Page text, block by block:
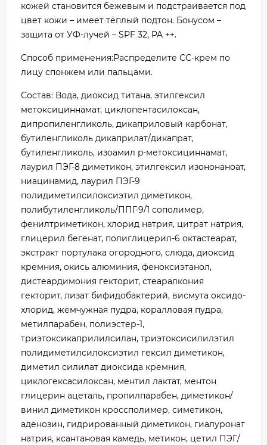
кожей становится бежевым и подстраивается под
цвет кожи – имеет тёплый подтон. Бонусом –
защита от УФ-лучей – SPF 32, PA ++.
Способ применения:Распределите СС-крем по
лицу спонжем или пальцами.
Состав: Вода, диоксид титана, этилгексил
метоксициннамат, циклопентасилоксан,
дипропиленгликоль, дикаприловый карбонат,
бутиленгликоль дикаприлат/дикапрат,
бутиленгликоль, изоамил p-метоксициннамат,
лаурил ПЭГ-8 диметикон, этилгексил изононаноат,
ниацинамид, лаурил ПЭГ-9
полидиметилсилоксиэтил диметикон,
полибутиленгликоль/ППГ-9/1 сополимер,
фенилтриметикон, хлорид натрия, цитрат натрия,
глицерил бегенат, полиглицерил-6 октастеарат,
экстракт портулака огородного, слюда, диоксид
кремния, окись алюминия, феноксиэтанол,
дистеардимония гекторит, стеаралкония
гекторит, лизат бифидобактерий, висмута оксидо-
хлорид, жемчужная пудра, коралловая пудра,
метилпарабен, полиэстер-1,
триэтоксикаприлилсилан, триэтоксисилилэтил
полидиметилсилоксиэтил гексил диметикон,
диметил силилат диоксида кремния,
циклогексасилоксан, ментил лактат, ментон
глицерин ацеталь, пропилпарабен, диметикон/
винил диметикон кроссполимер, симетикон,
аденозин, гидрированный диметикон, гиалуронат
натрия, ксантановая камедь, метикон, цетил ПЭГ/